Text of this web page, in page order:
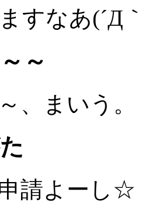
すなあ(´Д
～
、まいう。
請よーし☆